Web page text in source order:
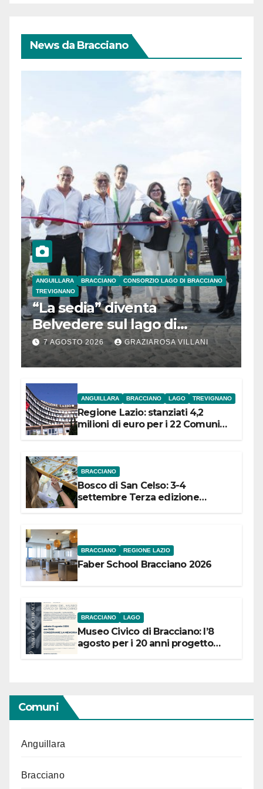
News da Bracciano
ANGUILLARA BRACCIANO
CONSORZIO LAGO DI BRACCIANO
TREVIGNANO
“La sedia” diventa
Belvedere sul lago di
Bracciano: ieri
l’inaugurazione
7 AGOSTO 2026 GRAZIAROSA VILLANI
ANGUILLARA BRACCIANO LAGO TREVIGNANO
Regione Lazio: stanziati 4,2
milioni di euro per i 22 Comuni
BRACCIANO
Bosco di San Celso: 3-4
settembre Terza edizione
BRACCIANO REGIONE LAZIO
Faber School Bracciano 2026
BRACCIANO LAGO
Museo Civico di Bracciano: l’8
agosto per i 20 anni progetto
Comuni
Anguillara
Bracciano